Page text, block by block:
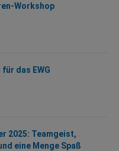
Workshop
das EWG
2025: Teamgeist,
eine Menge Spaß